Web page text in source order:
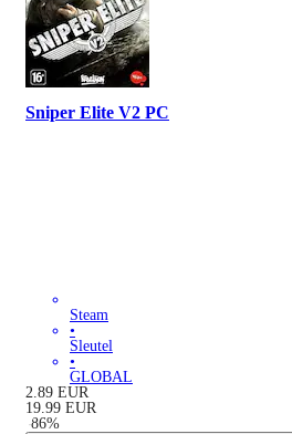
Sniper Elite V2 PC
Steam
•
Sleutel
•
GLOBAL
2.89 EUR
19.99 EUR
-86%